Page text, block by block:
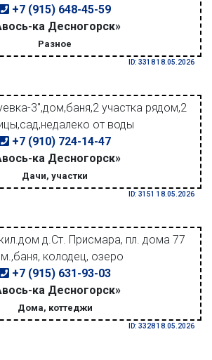
+7 (915) 648-45-59
ка Десногорск»
Разное
ID: 3318 18.05.2026
3",дом,баня,2 участка рядом,2
от воды
+7 (910) 724-14-47
ка Десногорск»
Дачи, участки
ID: 3151 18.05.2026
д.Ст. Присмара, пл. дома 77
колодец, озеро
+7 (915) 631-93-03
ка Десногорск»
Дома, коттеджи
ID: 3328 18.05.2026